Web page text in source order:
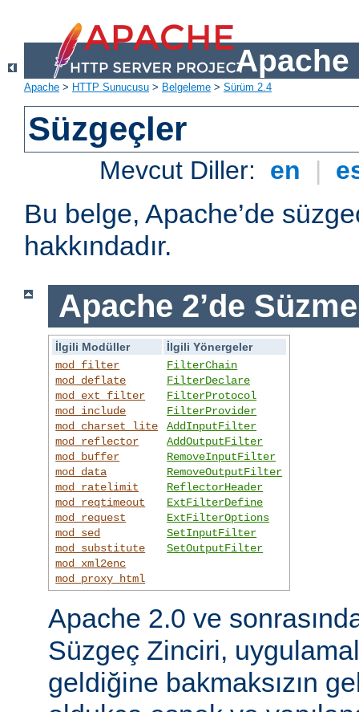
Apache
Apache > HTTP Sunucusu > Belgeleme > Sürüm 2.4
Süzgeçler
Mevcut Diller: en |
Bu belge, Apache’de
hakkındadır.
Apache 2’de
İlgili Modüller
İlgili Yönergeler
mod_filter
mod_deflate
mod_ext_filter
mod_include
mod_charset_lite
mod_reflector
mod_buffer
mod_data
mod_ratelimit
mod_reqtimeout
mod_request
mod_sed
mod_substitute
mod_xml2enc
mod_proxy_html
FilterChain
FilterDeclare
FilterProtocol
FilterProvider
AddInputFilter
AddOutputFilter
RemoveInputFilter
RemoveOutputFilter
ReflectorHeader
ExtFilterDefine
ExtFilterOptions
SetInputFilter
SetOutputFilter
Apache 2.0 ve
Süzgeç Zinciri,
geldiğine bakmaksızın